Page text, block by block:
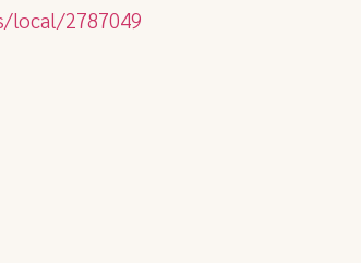
local/2787049